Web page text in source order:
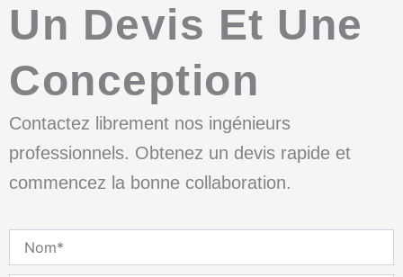
Un Devis Et Une
Conception
Contactez librement nos ingénieurs
professionnels. Obtenez un devis rapide et
commencez la bonne collaboration.